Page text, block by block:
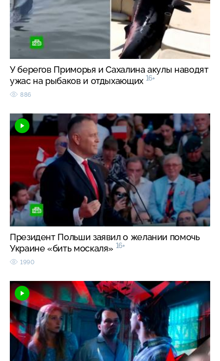
У берегов Приморья и Сахалина акулы наводят
ужас на рыбаков и отдыхающих 16+
886
Президент Польши заявил о желании помочь
Украине «бить москаля» 16+
1990